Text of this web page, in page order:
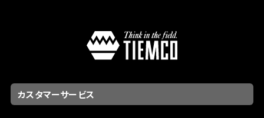
カスタマーサービス